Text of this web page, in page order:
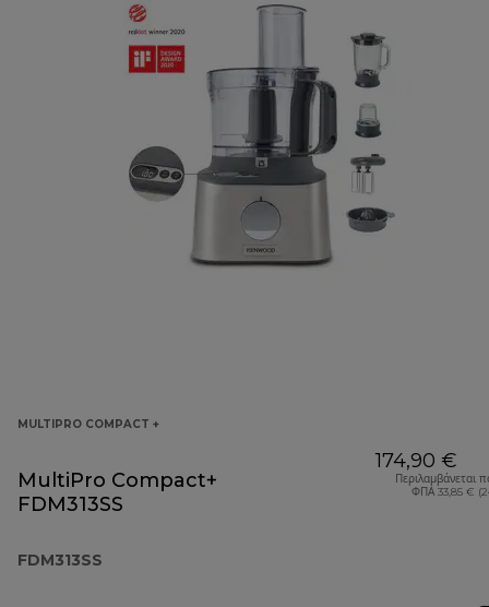
MULTIPRO COMPACT +
MultiPro Compact+
FDM313SS
FDM313SS
174,90 €
Περιλαμβάνεται
ΦΠΑ 33,85 €